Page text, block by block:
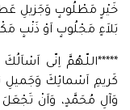
خَيْرٍ مَطْلُوبٍ وَجَزيلِ
بَلاَءٍ مَجْلُوبٍ اَوْ ذَنْبٍ
*****اللّـهُمَّ اِنّى
كَريمِ اَسْمائِكَ
وَآلِ مُحَمَّدٍ، وَاَنْ